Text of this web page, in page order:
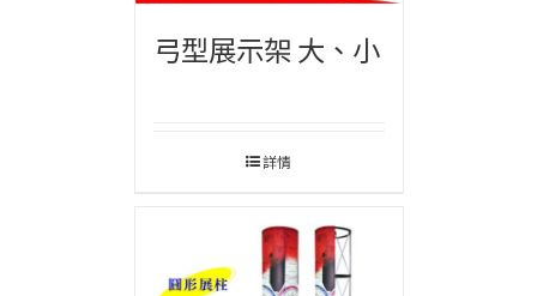
弓型展示架 大、小
詳情